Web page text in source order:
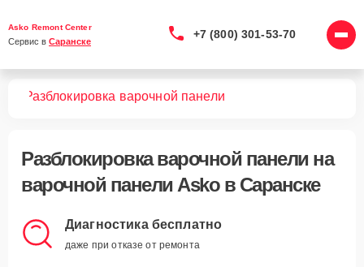
Asko Remont Center
Сервис в Саранске
+7 (800) 301-53-70
Разблокировка варочной панели
Разблокировка варочной панели на
варочной панели Asko в Саранске
Диагностика бесплатно
даже при отказе от ремонта